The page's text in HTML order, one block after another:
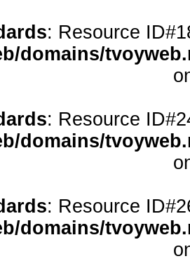
: Resource
domains/
: Resource
domains/
: Resource
domains/